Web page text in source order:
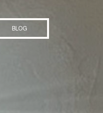
BLOG